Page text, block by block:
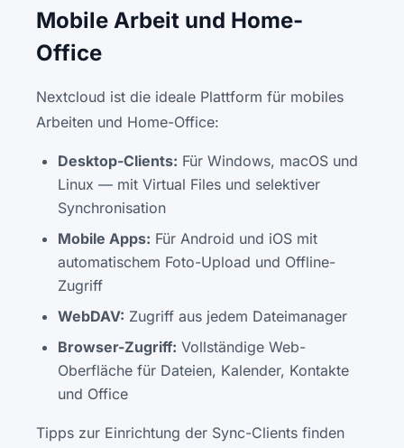
Mobile Arbeit und Home-
Office
Nextcloud ist die ideale Plattform für mobiles
Arbeiten und Home-Office:
Desktop-Clients: Für Windows, macOS und
Linux — mit Virtual Files und selektiver
Synchronisation
Mobile Apps: Für Android und iOS mit
automatischem Foto-Upload und Offline-
Zugriff
WebDAV: Zugriff aus jedem Dateimanager
Browser-Zugriff: Vollständige Web-
Oberfläche für Dateien, Kalender, Kontakte
und Office
Tipps zur Einrichtung der Sync-Clients finden